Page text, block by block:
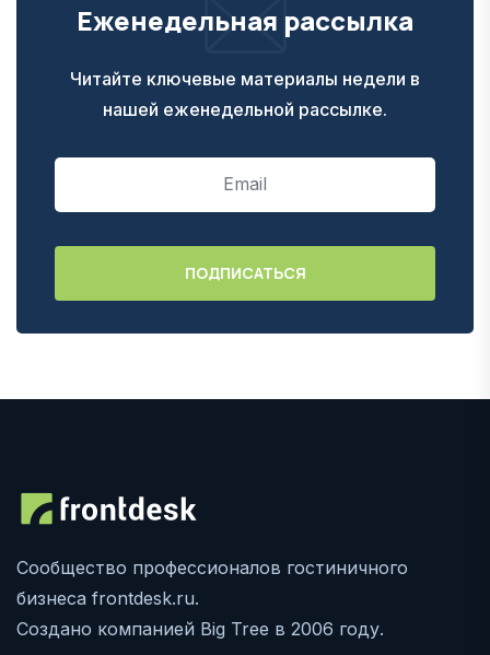
Еженедельная рассылка
Читайте ключевые материалы недели в
нашей еженедельной рассылке.
Сообщество профессионалов гостиничного
бизнеса frontdesk.ru.
Создано компанией Big Tree в 2006 году.